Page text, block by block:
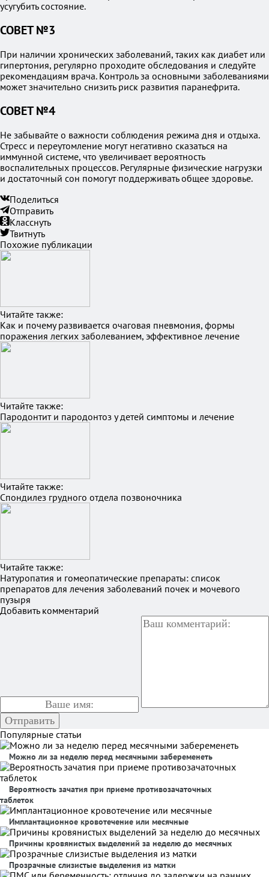
усугубить состояние.
СОВЕТ №3
При наличии хронических заболеваний, таких как диабет или
гипертония, регулярно проходите обследования и следуйте
рекомендациям врача. Контроль за основными заболеваниями
может значительно снизить риск развития паранефрита.
СОВЕТ №4
Не забывайте о важности соблюдения режима дня и отдыха.
Стресс и переутомление могут негативно сказаться на
иммунной системе, что увеличивает вероятность
воспалительных процессов. Регулярные физические нагрузки
и достаточный сон помогут поддерживать общее здоровье.
Поделиться
Отправить
Класснуть
Твитнуть
Похожие публикации
Читайте также:
Как и почему развивается очаговая пневмония, формы
поражения легких заболеванием, эффективное лечение
Читайте также:
Пародонтит и пародонтоз у детей симптомы и лечение
Читайте также:
Спондилез грудного отдела позвоночника
Читайте также:
Натуропатия и гомеопатические препараты: список
препаратов для лечения заболеваний почек и мочевого
пузыря
Добавить комментарий
Популярные статьи
Можно ли за неделю перед месячными забеременеть
Вероятность зачатия при приеме противозачаточных
таблеток
Имплантационное кровотечение или месячные
Причины кровянистых выделений за неделю до месячных
Прозрачные слизистые выделения из матки